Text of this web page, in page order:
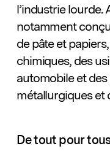
l’industrie lourde.
notamment
de pâte et
chimiques, des
automobile et
métallurgiques et
De tout pour